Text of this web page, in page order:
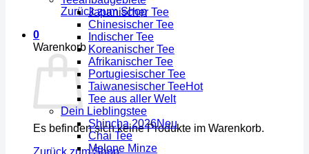
Zurück zum Shop
0
Warenkorb
Es befinden sich keine Produkte im Warenkorb.
Zurück zum Shop
Japanischer Tee
Chinesischer Tee
Indischer Tee
Koreanischer Tee
Afrikanischer Tee
Portugiesischer Tee
Taiwanesischer Tee
Tee aus aller Welt
Dein Lieblingstee
Shincha 2026
Chai Tee
Melone Minze